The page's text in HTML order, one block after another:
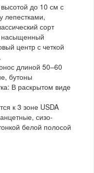
до 10 см с
лепестками,
сорт
насыщенный
центр с четкой
длиной 50–60
бутоны
В раскрытом виде
к 3 зоне USDA
сизо-
белой полосой